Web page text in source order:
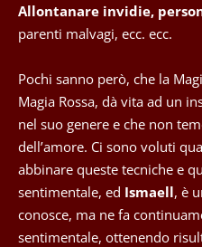
Allontanare invidie,
parenti malvagi, ecc. ecc.
Pochi sanno però, che la
Magia Rossa, dà vita ad un
nel suo genere e che non
dell’amore. Ci sono voluti
abbinare queste tecniche e
sentimentale, ed Ismaell, è
conosce, ma ne fa
sentimentale, ottenendo